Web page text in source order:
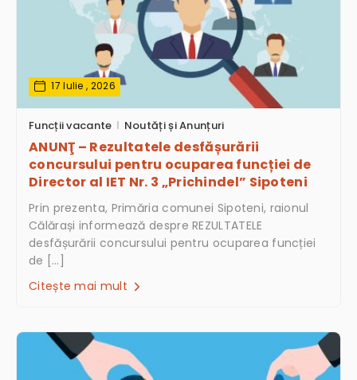
17 Iulie , 2026
Funcții vacante Noutăți și Anunțuri
ANUNŢ – Rezultatele desfășurării
concursului pentru ocuparea funcției de
Director al IET Nr. 3 „Prichindel” Sipoteni
Prin prezenta, Primăria comunei Sipoteni, raionul
Călărași informează despre REZULTATELE
desfășurării concursului pentru ocuparea funcției
de […]
Citește mai mult